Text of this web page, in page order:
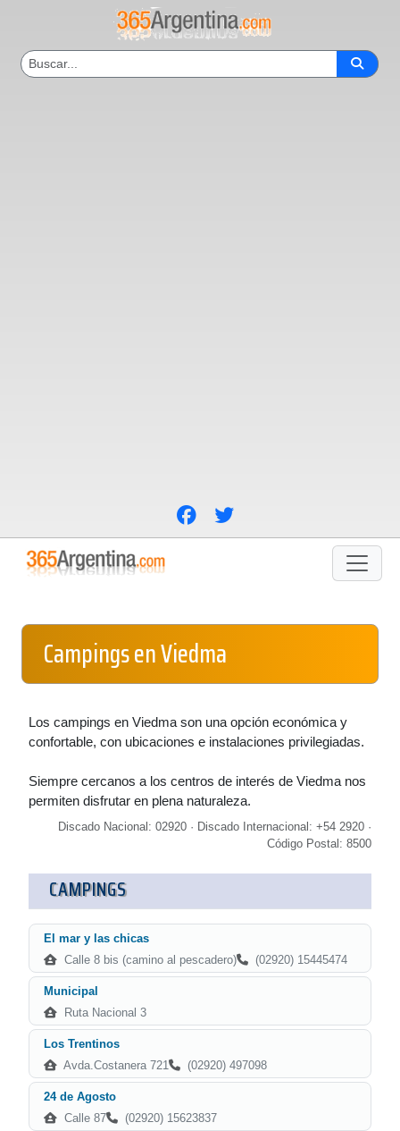
Campings en Viedma
Los campings en Viedma son una opción económica y
confortable, con ubicaciones e instalaciones privilegiadas.
Siempre cercanos a los centros de interés de Viedma nos
permiten disfrutar en plena naturaleza.
Discado Nacional: 02920 · Discado Internacional: +54 2920 ·
Código Postal: 8500
CAMPINGS
El mar y las chicas
Calle 8 bis (camino al pescadero)
(02920) 15445474
Municipal
Ruta Nacional 3
Los Trentinos
Avda.Costanera 721
(02920) 497098
24 de Agosto
Calle 87
(02920) 15623837